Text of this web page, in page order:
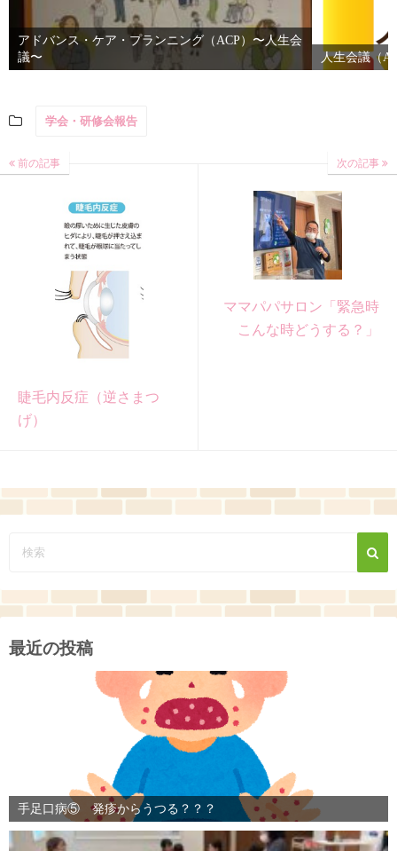
アドバンス・ケア・プランニング（ACP）〜人生会
議〜
人生会議（
学会・研修会報告
前の記事
睫毛内反症（逆さまつ
げ）
次の記事
ママパパサロン「緊急時
こんな時どうする？」
最近の投稿
手足口病⑤ 発疹からうつる？？？